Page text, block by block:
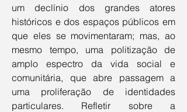
um declínio dos grandes atores
históricos e dos espaços públicos em
que eles se movimentaram; mas, ao
mesmo tempo, uma politização de
amplo espectro da vida social e
comunitária, que abre passagem a
uma proliferação de identidades
particulares. Refletir sobre a